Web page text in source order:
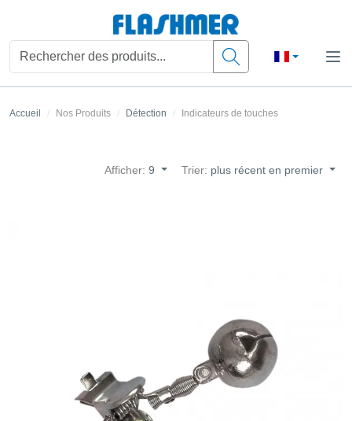
Accueil Nos Produits Détection Indicateurs de touches
Afficher:9 Trier: plus récent en premier